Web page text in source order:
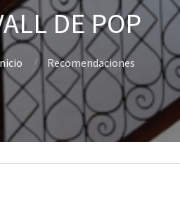
DE POP
Recomendaciones